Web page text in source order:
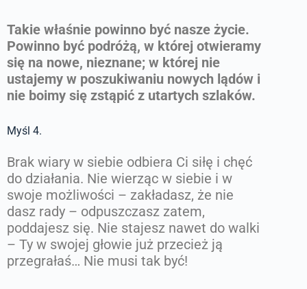
Takie właśnie powinno być nasze życie.
Powinno być podróżą, w której otwieramy
się na nowe, nieznane; w której nie
ustajemy w poszukiwaniu nowych lądów i
nie boimy się zstąpić z utartych szlaków.
Myśl 4.
Brak wiary w siebie odbiera Ci siłę i chęć
do działania. Nie wierząc w siebie i w
swoje możliwości – zakładasz, że nie
dasz rady – odpuszczasz zatem,
poddajesz się. Nie stajesz nawet do walki
– Ty w swojej głowie już przecież ją
przegrałaś… Nie musi tak być!